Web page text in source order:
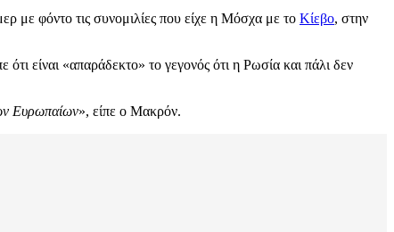
με φόντο τις συνομιλίες που είχε η Μόσχα με το Κίεβο, στην
είναι «απαράδεκτο» το γεγονός ότι η Ρωσία και πάλι δεν
Ευρωπαίων», είπε ο Μακρόν.